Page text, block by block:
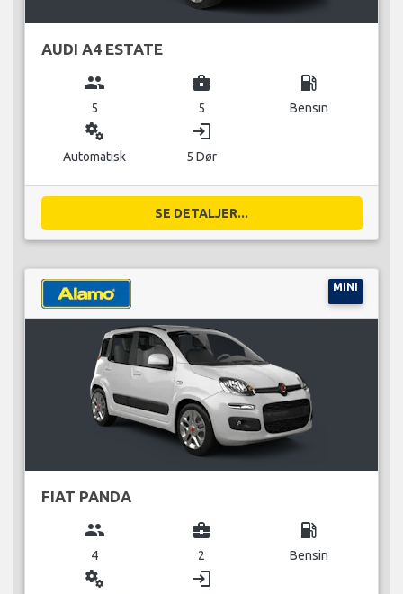
AUDI A4 ESTATE
group
5
business_center
5
local_gas_station
Bensin
miscellaneous_services
Automatisk
login
5 Dør
SE DETALJER...
MINI
FIAT PANDA
group
4
business_center
2
local_gas_station
Bensin
miscellaneous_services login